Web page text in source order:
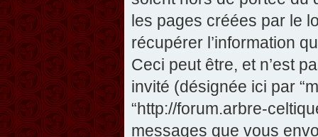
les pages créées par le
récupérer l’information
Ceci peut être, et n’est
invité (désignée ici par
“http://forum.arbre-
messages que vous